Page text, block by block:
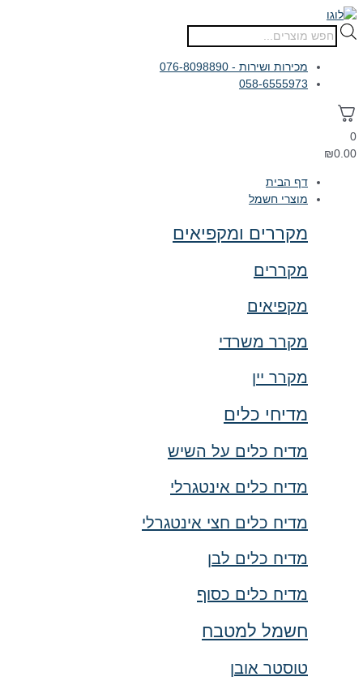
דילוג
לתוכןProducts
search
מכירות ושירות - 076-8098890
058-6555973
0
₪0.00
דף הבית
מוצרי חשמל
מקררים ומקפיאים
מקררים
מקפיאים
מקרר משרדי
מקרר יין
מדיחי כלים
מדיח כלים על השיש
מדיח כלים אינטגרלי
מדיח כלים חצי אינטגרלי
מדיח כלים לבן
מדיח כלים כסוף
חשמל למטבח
טוסטר אובן